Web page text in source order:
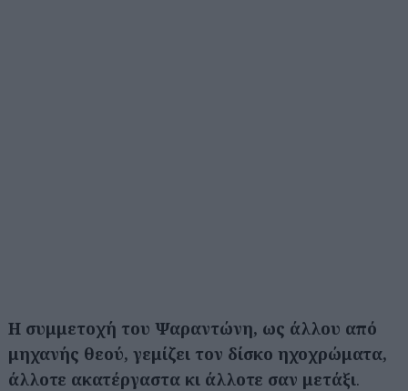
Η συμμετοχή του Ψαραντώνη, ως άλλου από
μηχανής θεού, γεμίζει τον δίσκο ηχοχρώματα,
άλλοτε ακατέργαστα κι άλλοτε σαν μετάξι.